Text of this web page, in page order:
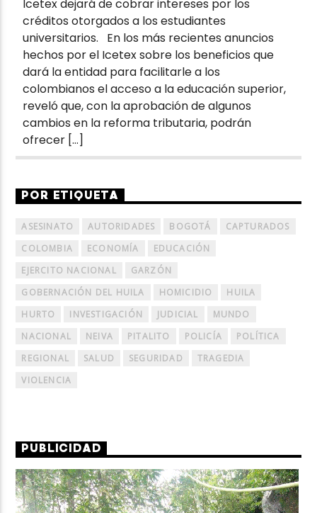
Icetex dejará de cobrar intereses por los
créditos otorgados a los estudiantes
universitarios. En los más recientes anuncios
hechos por el Icetex sobre los beneficios que
dará la entidad para facilitarle a los
colombianos el acceso a la educación superior,
reveló que, con la aprobación de algunos
cambios en la reforma tributaria, podrán
ofrecer […]
POR ETIQUETA
ASESINATO AUTORIDADES BOGOTÁ
CAPTURADOS
COLOMBIA
ECONOMÍA
EDUCACIÓN
EJERCITO NACIONAL
GARZÓN
GOBERNACIÓN DEL HUILA
HOMICIDIO
HUILA
HURTO
INVESTIGACIÓN JUDICIAL
MUNDO
NACIONAL
NEIVA PITALITO POLICÍA
POLÍTICA
REGIONAL
SALUD SEGURIDAD
TRAGEDIA
VIOLENCIA
PUBLICIDAD